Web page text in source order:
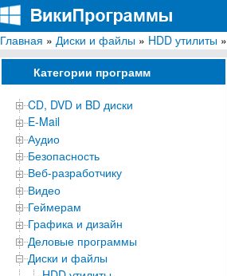
ВикиПрограммы
Энциклопедия бесплатных компьютерных
Главная » Диски и файлы » HDD утилиты
Категории программ
CD, DVD и BD диски
E-Mail
Аудио
Безопасность
Веб-разработчику
Видео
Геймерам
Графика и дизайн
Деловые программы
Диски и файлы